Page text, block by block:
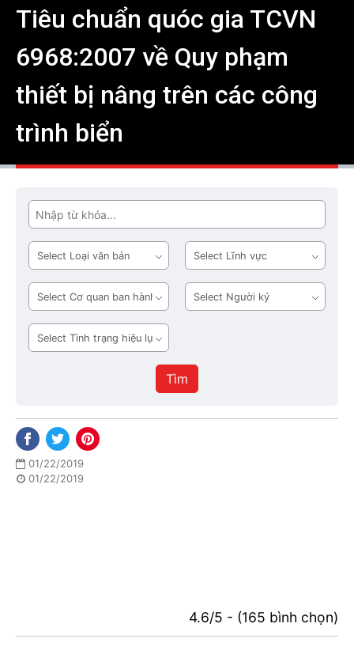
Tiêu chuẩn quóc gia TCVN
6968:2007 về Quy phạm
thiết bị nâng trên các công
trình biển
Tìm
Loại
văn
bản
Lĩnh
vực
Cơ
quan
ban
hành
Người
ký
Tình
trạng
Tìm
01/22/2019
01/22/2019
4.6/5 - (165 bình chọn)